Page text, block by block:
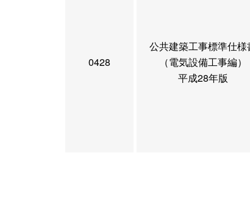
0428
公共建築工事標準仕様
（電気設備工事編）
平成28年版